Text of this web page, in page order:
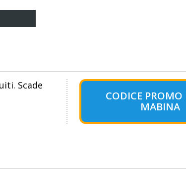
Scade
CODICE PROMO
MABINA